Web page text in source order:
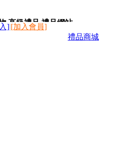
高級禮品,禮品網站。
禮品商城
]|[加入會員]